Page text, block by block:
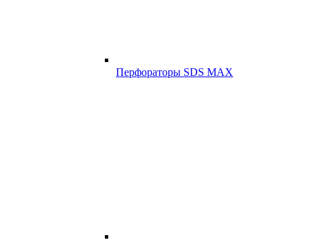
Перфораторы SDS MAX